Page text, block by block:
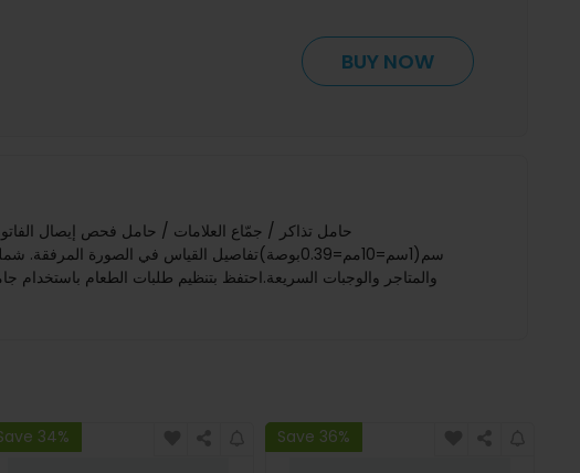
BUY NOW
والمتاجر والوجبات السريعة.احتفظ بتنظيم طلبات الطعام
34% Save 36%